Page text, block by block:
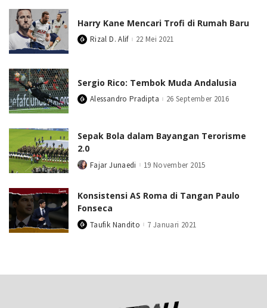
Harry Kane Mencari Trofi di Rumah Baru
PostedRizal D. Alif 22 Mei 2021
Sergio Rico: Tembok Muda Andalusia
PostedAlessandro Pradipta 26 September 2016
Sepak Bola dalam Bayangan Terorisme
2.0
PostedFajar Junaedi 19 November 2015
Konsistensi AS Roma di Tangan Paulo
Fonseca
PostedTaufik Nandito 7 Januari 2021